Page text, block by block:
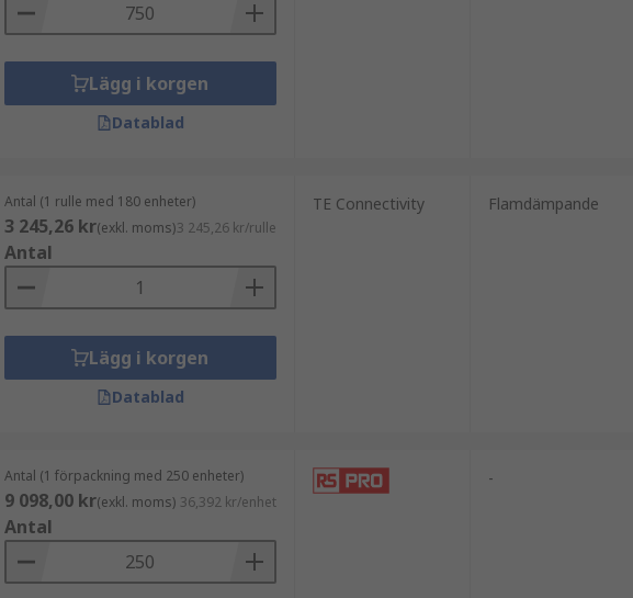
Lägg i korgen
Datablad
Antal (1 rulle med 180 enheter)
3 245,26 kr(exkl. moms)3 245,26 kr/rulle
Antal
Lägg i korgen
Datablad
TE Connectivity Flamdämpande
Antal (1 förpackning med 250 enheter)
9 098,00 kr(exkl. moms) 36,392 kr/enhet
Antal
-